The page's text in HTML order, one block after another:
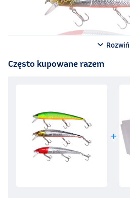
Rozwiń
Często kupowane razem